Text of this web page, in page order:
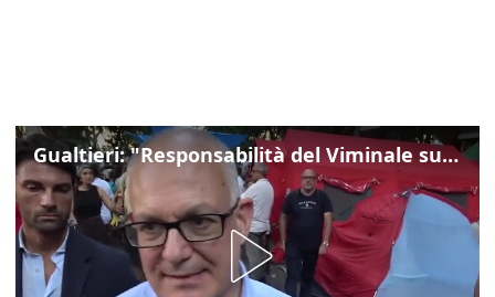
Gualtieri: "Responsabilità del Viminale su Spin Time? La posizione dei partiti è nota"